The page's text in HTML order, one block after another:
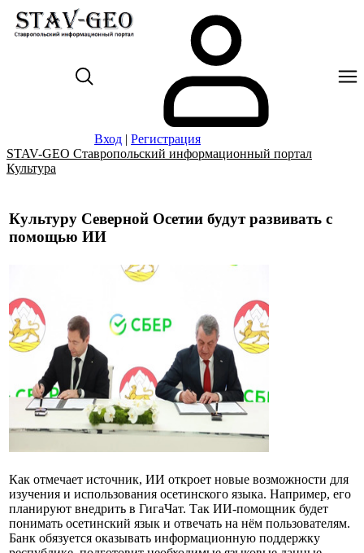
Вход | Регистрация
STAV-GEO Ставропольский информационный портал
Культура
Культуру Северной Осетии будут развивать с
помощью ИИ
Как отмечает источник, ИИ откроет новые возможности для
изучения и использования осетинского языка. Например, его
планируют внедрить в ГигаЧат. Так ИИ-помощник будет
понимать осетинский язык и отвечать на нём пользователям.
Банк обязуется оказывать информационную поддержку